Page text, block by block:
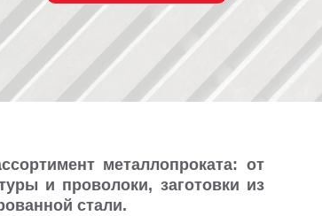
металлопроката: от
и проволоки, заготовки из
стали.